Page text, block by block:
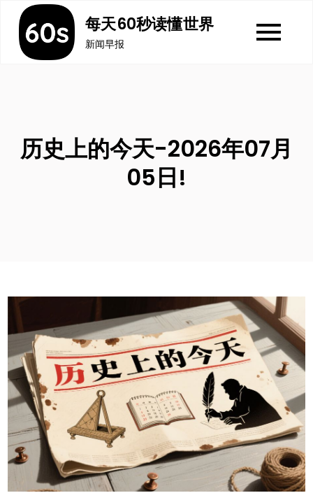
content
每天60秒读懂世界
新闻早报
历史上的今天-2026年07月
05日!